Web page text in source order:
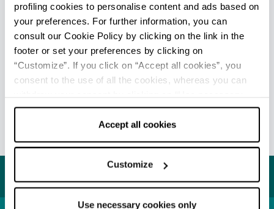
profiling cookies to personalise content and ads based on
your preferences. For further information, you can
consult our Cookie Policy by clicking on the link in the
footer or set your preferences by clicking on
“Customize”. If you click on “Accept all cookies”, you
consent to the use of all the cookies, whereas you can
cookies only” and only the technical cookies for the
correct functioning of the website will be used.
Accept all cookies
Customize
Use necessary cookies only
Dopo un tratto pianeggiante che inizia appena
fuori Porta Saragozza, il percorso comincia a
salire nel tratto chiamato Meloncello e da qui
scalino dopo scalino giunge a San Luca, a quota
270 metri. Sono molti oggi gli sportivi che
raggiungere però anche in auto o con il trenino
San Luca Express.
Ultimo aggiornamento 05/08/2026
Potrebbe interessarti...